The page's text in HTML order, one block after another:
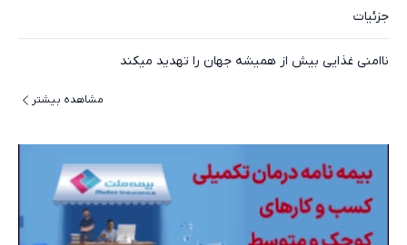
جزئیات
ناامنی غذایی بیش از همیشه جهان را تهدید میکند
مشاهده بیشتر